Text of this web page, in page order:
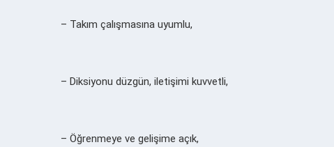
– Takım çalışmasına uyumlu,
– Diksiyonu düzgün, iletişimi kuvvetli,
– Öğrenmeye ve gelişime açık,